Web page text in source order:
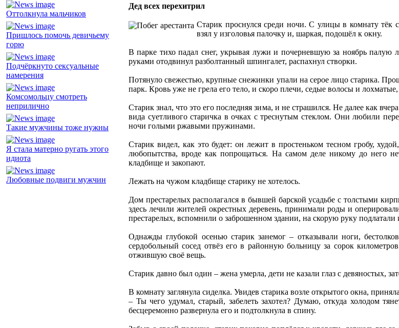
Оттолкнула мальчиков
Пришлось помочь девичьему
горю
Подчёркнуто сексуальные
намерения
Комсомольцу смотреть
неприлично
Такие мужчины тоже нужны
Я стала матерно ругать этого
идиота
Любовные подвиги мужчин
Дед всех перехитрил
Старик проснулся среди ночи. С улицы в комнату тёк
взял у изголовья палочку и, шаркая, подошёл к окну.
В парке тихо падал снег, укрывая лужи и почерневшую за ноябрь палую
руками отодвинул разболтанный шпингалет, распахнул створки.
Потянуло свежестью, крупные снежинки упали на серое лицо старика.
парк. Кровь уже не грела его тело, и скоро плечи, седые волосы и
Старик знал, что это его последняя зима, и не страшился. Не далее как
вида суетливого старичка в очках с треснутым стеклом. Они любили
ночи голыми ржавыми пружинами.
Старик видел, как это будет: он лежит в простеньком тесном гробу,
любопытства, вроде как попрощаться. На самом деле никому до него
кладбище и закопают.
Лежать на чужом кладбище старику не хотелось.
Дом престарелых располагался в бывшей барской усадьбе с толстыми
здесь лечили жителей окрестных деревень, принимали роды и
престарелых, вспомнили о заброшенном здании, на скорую руку подлатали
Однажды глубокой осенью старик занемог – отказывали ноги,
сердобольный сосед отвёз его в районную больницу за сорок
отжившую своё вещь.
Старик давно был один – жена умерла, дети не казали глаз с девяностых,
В комнату заглянула сиделка. Увидев старика возле открытого окна,
– Ты чего удумал, старый, забелеть захотел? Думаю, откуда холодом
бесцеремонно развернула его и подтолкнула в спину.